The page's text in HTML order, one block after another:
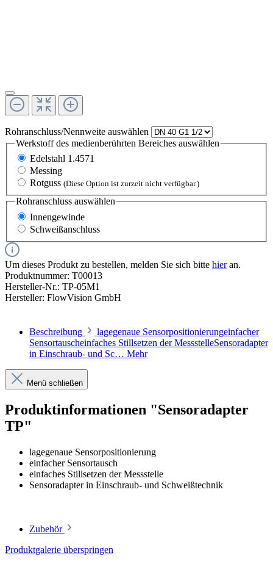
Rohranschluss/Nennweite auswählen
Werkstoff des medienberührten Bereiches auswählen
Edelstahl 1.4571
Messing
Rotguss (Diese Option ist zurzeit nicht verfügbar.)
Rohranschluss auswählen
Innengewinde
Schweißanschluss
Um dieses Produkt zu bestellen, melden Sie sich bitte hieran.
Produktnummer: T00013
Hersteller-Nr.: TP-05M1
Hersteller: FlowVision GmbH
Beschreibung
lagegenaue Sensorpositionierungeinfacher
Sensortauscheinfaches Stillsetzen der MessstelleSensoradapter
in Einschraub- und Sc… Mehr
Menü schließen
Produktinformationen "Sensoradapter
TP"
lagegenaue Sensorpositionierung
einfacher Sensortausch
einfaches Stillsetzen der Messstelle
Sensoradapter in Einschraub- und Schweißtechnik
Zubehör
Produktgalerie überspringen